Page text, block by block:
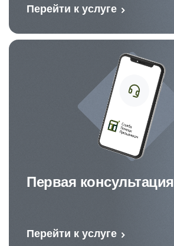
Перейти к услуге
Первая консультация
Перейти к услуге